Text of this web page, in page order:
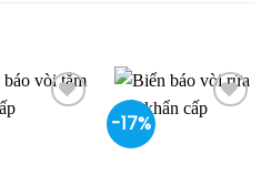
-17%